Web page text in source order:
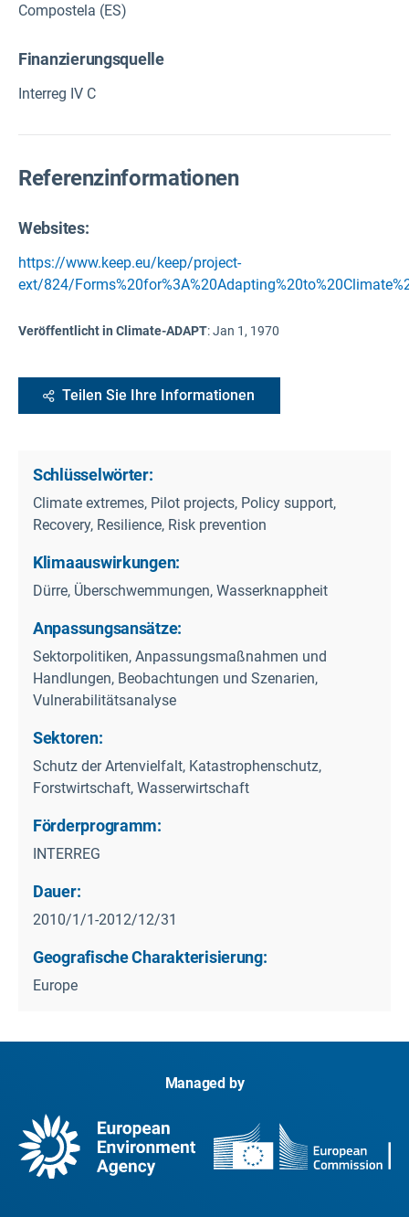
Compostela (ES)
Finanzierungsquelle
Interreg IV C
Referenzinformationen
Websites:
https://www.keep.eu/keep/project-
ext/824/
Veröffentlicht in Climate-ADAPT:Jan 1, 1970
Teilen Sie Ihre Informationen
Schlüsselwörter:
Climate extremes, Pilot projects, Policy support,
Recovery, Resilience, Risk prevention
Klimaauswirkungen:
Dürre, Überschwemmungen, Wasserknappheit
Anpassungsansätze:
Sektorpolitiken, Anpassungsmaßnahmen und
Handlungen, Beobachtungen und Szenarien,
Vulnerabilitätsanalyse
Sektoren:
Schutz der Artenvielfalt, Katastrophenschutz,
Forstwirtschaft, Wasserwirtschaft
Förderprogramm:
INTERREG
Dauer:
2010/1/1-2012/12/31
Geografische Charakterisierung:
Europe
Managed by